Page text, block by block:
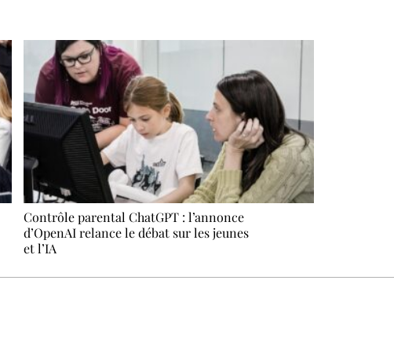
Contrôle parental ChatGPT : l’annonce
d’OpenAI relance le débat sur les jeunes
et l’IA